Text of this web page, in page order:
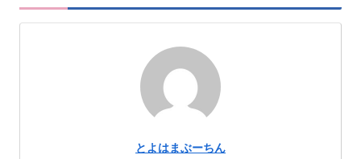
とよはまぶーちん